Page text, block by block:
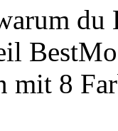
du
mit 8